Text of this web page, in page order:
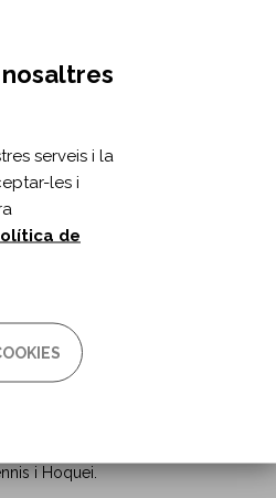
i les necessitats de les persones que
discapacitat física. La principal
i Hoquei.
serveis i la
les i
de